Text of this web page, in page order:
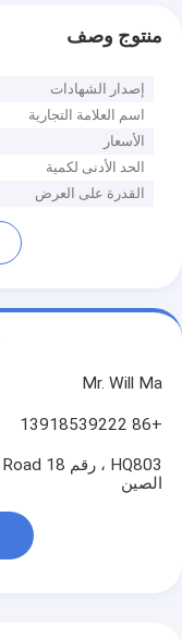
منتوج وصف
إصدار الشهادات
اسم العلامة التجارية
الأسعار
الحد الأدنى لكمية
القدرة على العرض
Mr. Will Ma
+86 13918539222
الصين